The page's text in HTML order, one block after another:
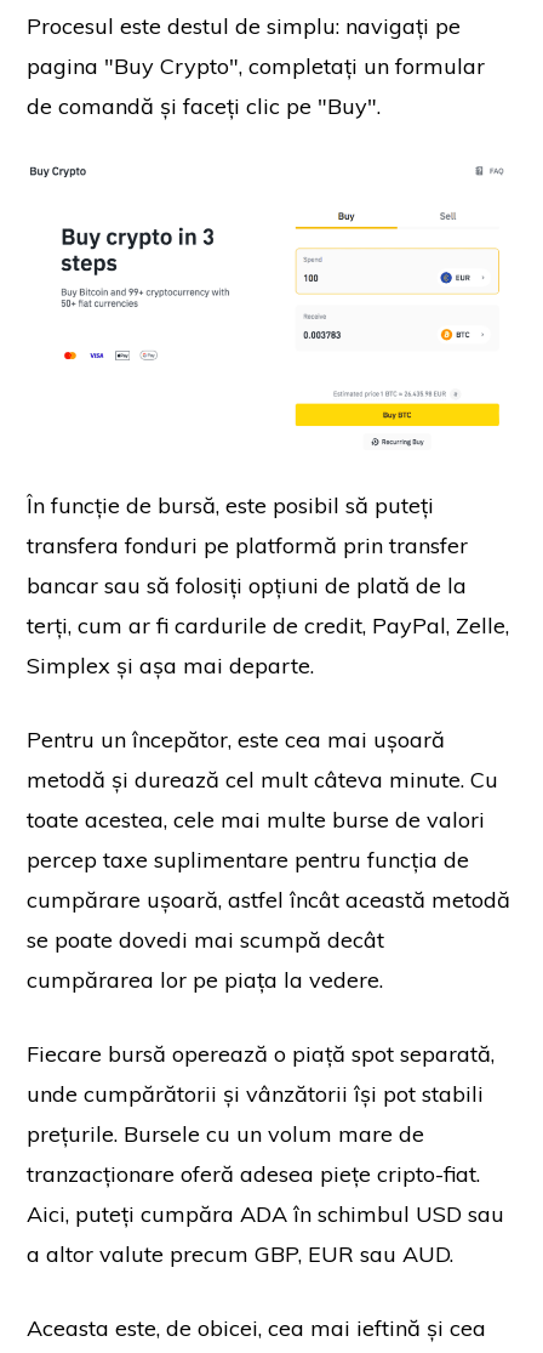
Procesul este destul de simplu: navigați pe
pagina "Buy Crypto", completați un formular
de comandă și faceți clic pe "Buy".
În funcție de bursă, este posibil să puteți
transfera fonduri pe platformă prin transfer
bancar sau să folosiți opțiuni de plată de la
terți, cum ar fi cardurile de credit, PayPal, Zelle,
Simplex și așa mai departe.
Pentru un începător, este cea mai ușoară
metodă și durează cel mult câteva minute. Cu
toate acestea, cele mai multe burse de valori
percep taxe suplimentare pentru funcția de
cumpărare ușoară, astfel încât această metodă
se poate dovedi mai scumpă decât
cumpărarea lor pe piața la vedere.
Fiecare bursă operează o piață spot separată,
unde cumpărătorii și vânzătorii își pot stabili
prețurile. Bursele cu un volum mare de
tranzacționare oferă adesea piețe cripto-fiat.
Aici, puteți cumpăra ADA în schimbul USD sau
a altor valute precum GBP, EUR sau AUD.
Aceasta este, de obicei, cea mai ieftină și cea